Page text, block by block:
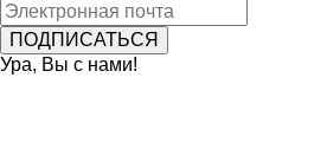
Ура, Вы с нами!